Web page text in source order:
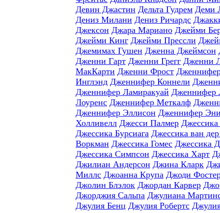
Девин Джастин Дельта Гудрем Деми
Дениз Милани Дениз Ричардс
Джексон Джара Мариано Джейми
Джейми Кинг Джейми Прессли
Джемимах Гушен Дженна Джеймсон
Дженни Гарт Дженни Грегг Дженни
МакКарти Дженни Фрост
Инглэнд Дженнифер Коннели
Дженнифер Ламиракуай Дженнифер
Лоуренс Дженнифер Меткалф
Дженнифер Эллисон Дженнифер
Холливелл Джесси Палмер
Джессика Бурсиага Джессика ван
Воркман Джессика Гомес Джессика
Джессика Симпсон Джессика Харт
Джилиан Андерсон Джина Кларк
Миллс Джоанна Крупа Джоди
Джолин Блэлок Джордан Карвер
Джорджия Сальпа Джулиана
Джулия Бенц Джулия Робертс